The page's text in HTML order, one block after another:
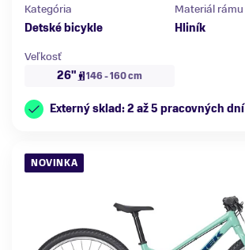
Kategória
Detské bicykle
Materiál rámu
Hliník
Veľkosť
26"
146 - 160 cm
Externý sklad: 2 až 5 pracovných dní
NOVINKA